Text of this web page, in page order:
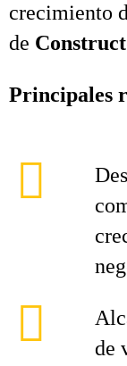
crecimiento
de
Principales
de